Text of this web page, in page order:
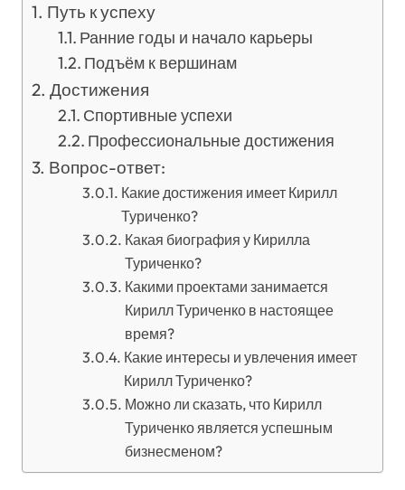
Путь к успеху
Ранние годы и начало карьеры
Подъём к вершинам
Достижения
Спортивные успехи
Профессиональные достижения
Вопрос-ответ:
Какие достижения имеет Кирилл
Туриченко?
Какая биография у Кирилла
Туриченко?
Какими проектами занимается
Кирилл Туриченко в настоящее
время?
Какие интересы и увлечения имеет
Кирилл Туриченко?
Можно ли сказать, что Кирилл
Туриченко является успешным
бизнесменом?